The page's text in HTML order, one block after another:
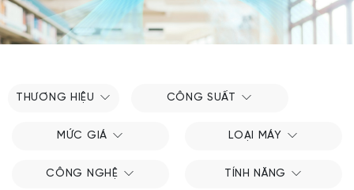
THƯƠNG HIỆU CÔNG SUẤT
MỨC GIÁ LOẠI MÁY
CÔNG NGHỆ TÍNH NĂNG